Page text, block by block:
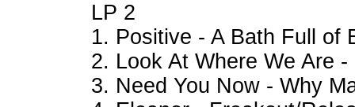
LP 2
1. Positive - A Bath Full of
2. Look At Where We Are
3. Need You Now - Why